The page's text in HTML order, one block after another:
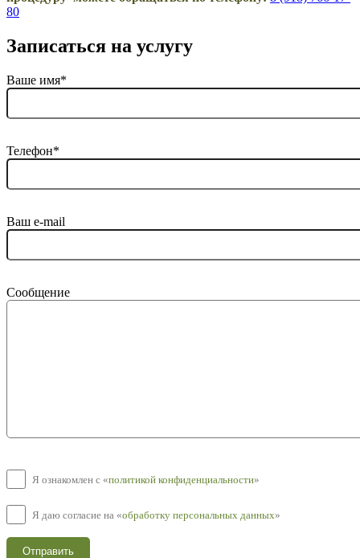
80
Записаться на услугу
Ваше имя*
Телефон*
Ваш e-mail
Сообщение
Я ознакомлен с «политикой конфиденциальности»
Я даю согласие на «обработку персональных данных»
Отправить